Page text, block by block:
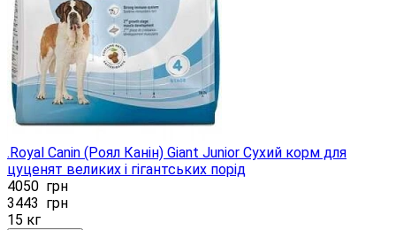
.Royal Canin (Роял Канін) Giant Junior Сухий корм для
цуценят великих і гігантських порід
4050 грн
3443 грн
15 кг